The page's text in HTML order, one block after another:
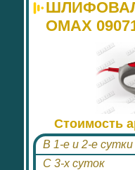
OMAX
Стоимость
В 1-е и 2-е сутки
С 3-х суток